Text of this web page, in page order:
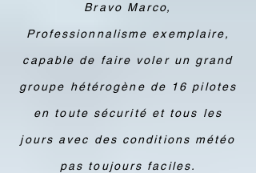
Bravo Marco,
Professionnalisme exemplaire,
capable de faire voler un grand
groupe hétérogène de 16 pilotes
en toute sécurité et tous les
jours avec des conditions météo
pas toujours faciles.